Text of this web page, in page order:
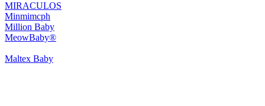
MIRACULOS
Minmimcph
Million Baby
MeowBaby®
Maltex Baby